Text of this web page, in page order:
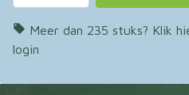
 Meer dan 235 stuks? Klik
login